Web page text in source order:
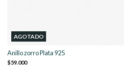
AGOTADO
Anillo zorro Plata 925
$59.000